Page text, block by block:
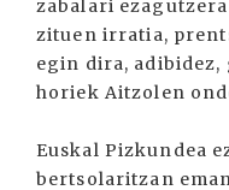
zabalari
zituen irratia,
egin dira,
horiek Aitzolen
Euskal Pizkundea
bertsolaritzan